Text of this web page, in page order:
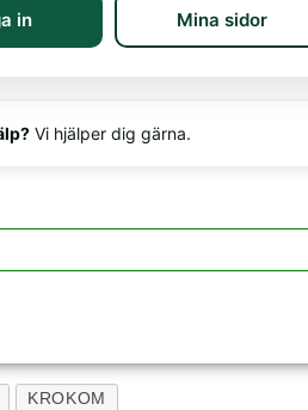
in Mina sidor
Vi hjälper dig gärna.
KROKOM